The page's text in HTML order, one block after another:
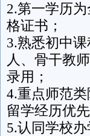
2.第一学历
格证书；
3.熟悉初中
人、骨干教
录用；
4.重点师范
留学经历优先
5.认同学校